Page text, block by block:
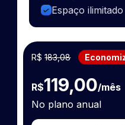
Espaço ilimitado
R$183,08
R$119,00/mês
No plano anual